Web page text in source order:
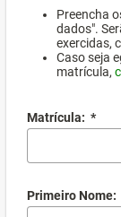
Preencha
dados".
exercidas,
Caso seja
matrícula,
Matrícula: *
Primeiro Nome: